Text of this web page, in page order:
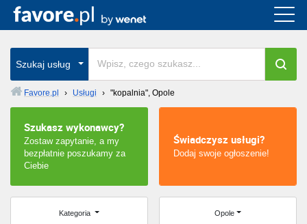
Szukaj usług
Favore.pl › Usługi › "kopalnia", Opole
Szukasz wykonawcy?
Zostaw zapytanie, a my
bezpłatnie poszukamy za
Ciebie
Świadczysz usługi?
Dodaj swoje ogłoszenie!
Kategoria Opole
Cała Polska
wszystkie w całym kraju
Warszawa
Wrocław